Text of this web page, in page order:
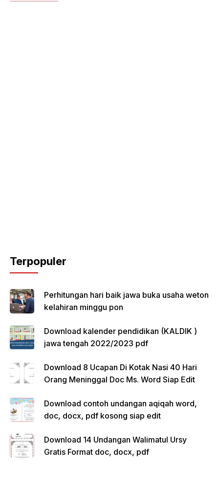
Terpopuler
Perhitungan hari baik jawa buka usaha weton
kelahiran minggu pon
Download kalender pendidikan (KALDIK )
jawa tengah 2022/2023 pdf
Download 8 Ucapan Di Kotak Nasi 40 Hari
Orang Meninggal Doc Ms. Word Siap Edit
Download contoh undangan aqiqah word,
doc, docx, pdf kosong siap edit
Download 14 Undangan Walimatul Ursy
Gratis Format doc, docx, pdf